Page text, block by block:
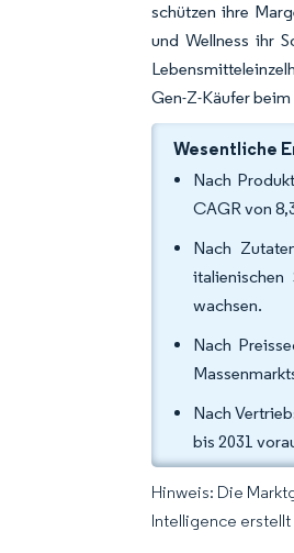
schützen ihre
und Wellness ihr
Gen-Z-Käufer
Wesentliche
Nach
CAGR von
Nach
wachsen.
Nach
Nach
bis 2031
Hinweis: Die
Intelligence